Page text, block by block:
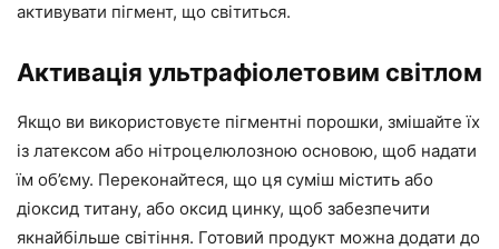
активувати пігмент, що світиться.
Активація ультрафіолетовим світлом
Якщо ви використовуєте пігментні порошки, змішайте їх
із латексом або нітроцелюлозною основою, щоб надати
їм об’єму. Переконайтеся, що ця суміш містить або
діоксид титану, або оксид цинку, щоб забезпечити
якнайбільше світіння. Готовий продукт можна додати до